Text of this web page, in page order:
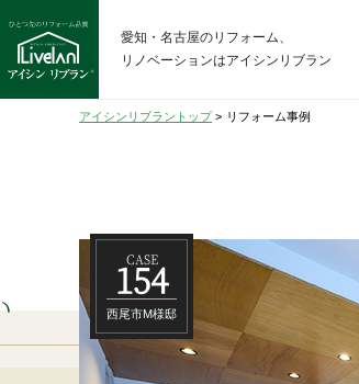
愛知・名古屋のリフォーム、
リノベーションはアイシンリブラン
アイシンリブラントップ> リフォーム事例
CASE
154
西尾市M様邸